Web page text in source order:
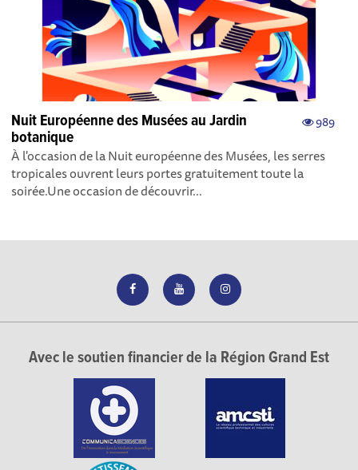
989
Nuit Européenne des Musées au Jardin
botanique
À l'occasion de la Nuit européenne des Musées, les serres
tropicales ouvrent leurs portes gratuitement toute la
soirée.Une occasion de découvrir...
Avec le soutien financier de la Région Grand Est